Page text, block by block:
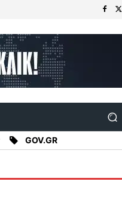
GOV.GR